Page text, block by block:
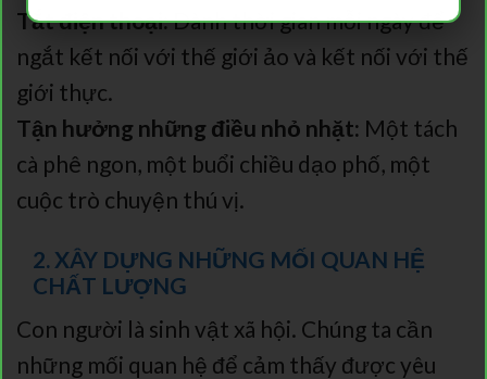
Tắt điện thoại:Dành thời gian mỗi ngày để
ngắt kết nối với thế giới ảo và kết nối với thế
giới thực.
Tận hưởng những điều nhỏ nhặt: Một tách
cà phê ngon, một buổi chiều dạo phố, một
cuộc trò chuyện thú vị.
2. XÂY DỰNG NHỮNG MỐI QUAN HỆ
CHẤT LƯỢNG
Con người là sinh vật xã hội. Chúng ta cần
những mối quan hệ để cảm thấy được yêu